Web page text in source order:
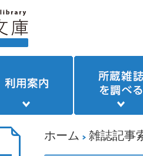
ホーム 雑誌記事